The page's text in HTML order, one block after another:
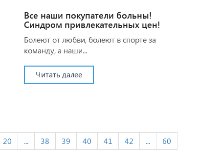
Все наши покупатели больны!
Синдром привлекательных цен!
Болеют от любви, болеют в спорте за
команду, а наши...
Читать далее
20 ... 38 39 40 41 42 ...
60